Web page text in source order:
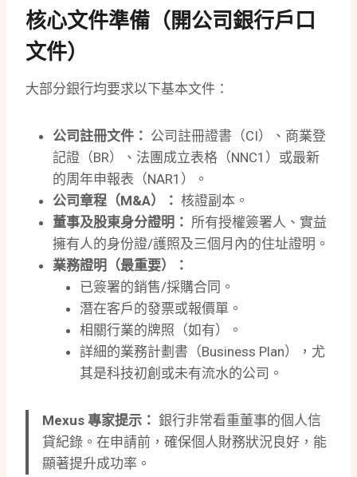
核心文件準備（開公司銀行戶口
文件）
大部分銀行均要求以下基本文件：
公司註冊文件： 公司註冊證書（CI）、商業登
記證（BR）、法團成立表格（NNC1）或最新
的周年申報表（NAR1）。
公司章程（M&A）： 核證副本。
董事及股東身分證明： 所有授權簽署人、實益
擁有人的身份證/護照及三個月內的住址證明。
業務證明（最重要）：
已簽署的銷售/採購合同。
潛在客戶的發票或報價單。
相關行業的牌照（如有）。
詳細的業務計劃書（Business Plan），尤
其是科技初創或未有流水的公司。
Mexus 專家提示： 銀行非常看重董事的個人信
貸紀錄。在申請前，確保個人財務狀況良好，能
顯著提升成功率。